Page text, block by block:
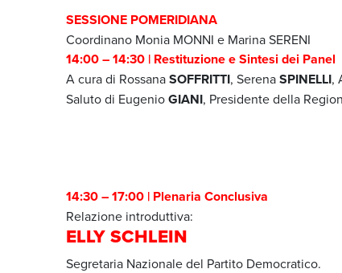
SESSIONE POMERIDIANA
Coordinano Monia MONNI e Marina SERENI
14:00 – 14:30 | Restituzione e Sintesi dei Panel
A cura di RossanaSOFFRITTI, SerenaSPINELLI,
Saluto di EugenioGIANI, Presidente della
14:30 – 17:00 | Plenaria Conclusiva
Relazione introduttiva:
ELLY SCHLEIN
Segretaria Nazionale del Partito Democratico.